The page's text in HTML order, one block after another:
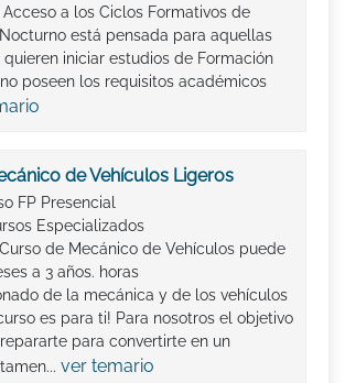
a los Ciclos Formativos de
está pensada para aquellas
quieren iniciar estudios de Formación
poseen los requisitos académicos
de Vehículos Ligeros
FP Presencial
Especializados
de Mecánico de Vehículos puede
a 3 años. horas
de la mecánica y de los vehículos
es para ti! Para nosotros el objetivo
para convertirte en un
ver temario